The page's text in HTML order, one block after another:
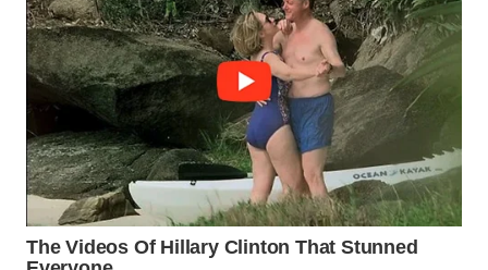
WN
NATUNA
WN
BINTAN
WN
MANDALIKA